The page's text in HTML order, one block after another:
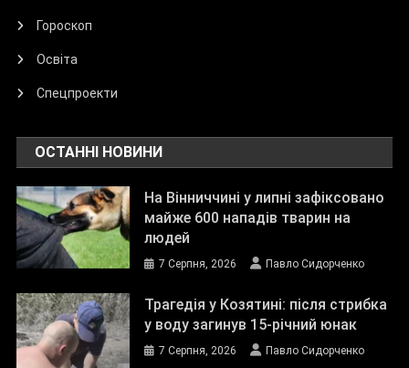
Гороскоп
Освіта
Спецпроекти
ОСТАННІ НОВИНИ
На Вінниччині у липні зафіксовано
майже 600 нападів тварин на
людей
7 Серпня, 2026 Павло Сидорченко
Трагедія у Козятині: після стрибка
у воду загинув 15-річний юнак
7 Серпня, 2026 Павло Сидорченко